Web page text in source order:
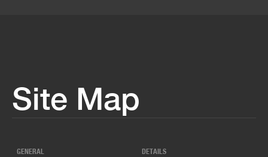
Site Map
GENERAL DETAILS